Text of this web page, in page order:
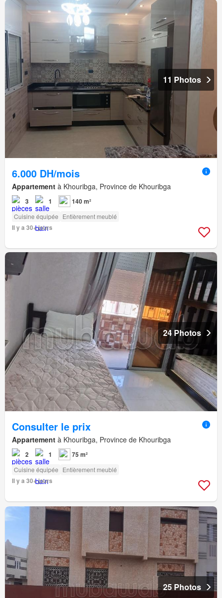
11 Photos
6.000 DH/mois
Appartement à Khouribga, Province de Khouribga
3 1 140 m²
Cuisine équipée Entièrement meublé
Il y a 30+ jours
24 Photos
Consulter le prix
Appartement à Khouribga, Province de Khouribga
2 1 75 m²
Cuisine équipée Entièrement meublé
Il y a 30+ jours
25 Photos